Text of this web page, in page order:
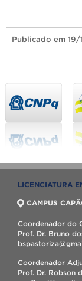
Publicado em 19/
LICENCIATURA
CAMPUS
Coordenador do
Prof. Dr. Bruno
Coordenador
Prof. Dr. Robson